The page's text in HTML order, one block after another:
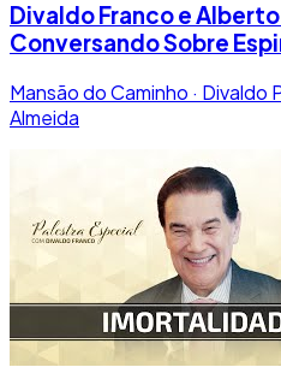
Divaldo Franco e
Conversando Sobre
Mansão do Caminho · Divaldo
Almeida